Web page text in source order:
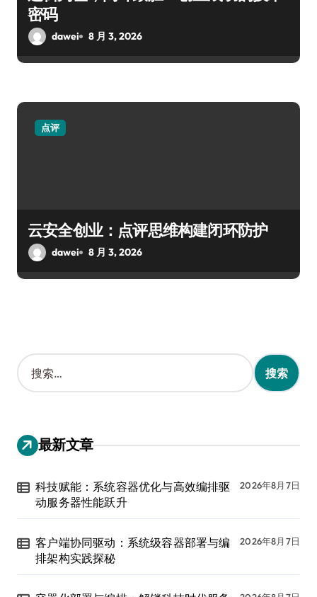
密码
dawei 8 月 3, 2026
点评
云安全创业：点评思维构建闭环防护
dawei 8 月 3, 2026
搜
索
：
最新文章
科技赋能：系统容器优化与高效编排驱
动服务器性能跃升
2026年8月7日
客户端协同驱动：系统级容器部署与编
排架构实践探秘
2026年8月7日